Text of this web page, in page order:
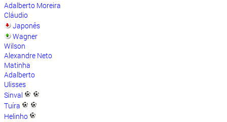
Adalberto Moreira
Cláudio
Japonês
Wagner
Wilson
Alexandre Neto
Matinha
Adalberto
Ulisses
Sinval
Tuíra
Helinho